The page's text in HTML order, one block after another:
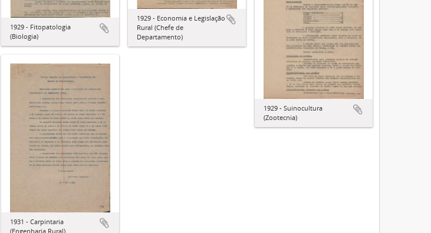
1929 - Economia e Legislação
Rural (Chefe de
Departamento)
1929 - Fitopatologia
(Biologia)
1929 - Suinocultura
(Zootecnia)
1931 - Carpintaria
(Engenharia Rural)